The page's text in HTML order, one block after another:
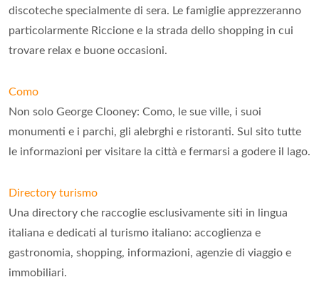
discoteche specialmente di sera. Le famiglie apprezzeranno
particolarmente Riccione e la strada dello shopping in cui
trovare relax e buone occasioni.
Como
Non solo George Clooney: Como, le sue ville, i suoi
monumenti e i parchi, gli alebrghi e ristoranti. Sul sito tutte
le informazioni per visitare la città e fermarsi a godere il lago.
Directory turismo
Una directory che raccoglie esclusivamente siti in lingua
italiana e dedicati al turismo italiano: accoglienza e
gastronomia, shopping, informazioni, agenzie di viaggio e
immobiliari.